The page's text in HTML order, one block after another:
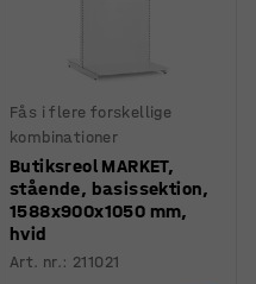
Fås i flere forskellige
kombinationer
Butiksreol MARKET,
stående, basissektion,
1588x900x1050 mm,
hvid
Art. nr.: 211021